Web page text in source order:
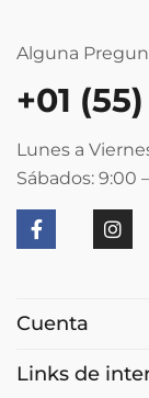
Alguna
+01
Lunes a
Sábados: 9:00
Cuenta
Links de